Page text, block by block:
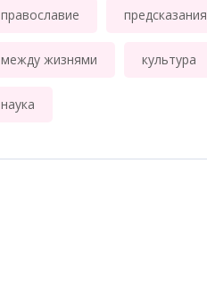
православие предсказания
между жизнями культура
наука